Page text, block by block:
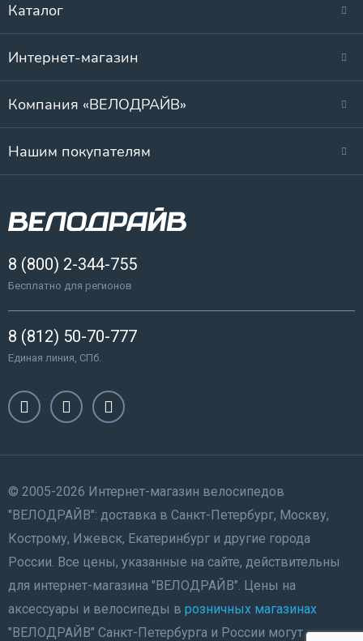
Каталог
Интернет-магазин
Компания «ВЕЛОДРАЙВ»
Нашим покупателям
8 (800) 2-344-755
Бесплатно для регионов
8 (812) 50-70-777
Единая линия, СПб.
© 2005-2026 Интернет-магазин велосипедов
"ВЕЛОДРАЙВ": доставка в Санкт-Петербург, Москву,
Кострому, Ижевск, Екатеринбург и другие города
России. Все цены, указанные на сайте, действительны
для интернет-магазина "ВЕЛОДРАЙВ". Цены на
аксессуары и велосипеды в розничных магазинах
"ВЕЛОДРАЙВ" Санкт-Петербурга и России могут